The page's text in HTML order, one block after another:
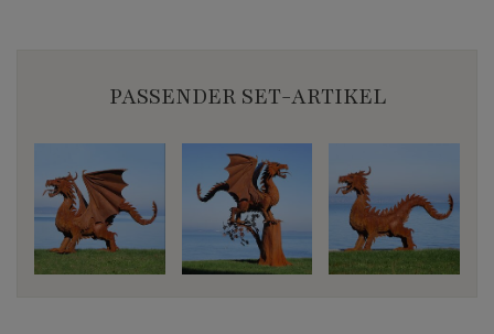
PASSENDER SET-ARTIKEL